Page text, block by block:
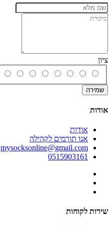
ציון
שמירה
אודות
אודות
אנו תורמים לקהילה
mysocksonline@gmail.com
0515903161
שירות לקוחות